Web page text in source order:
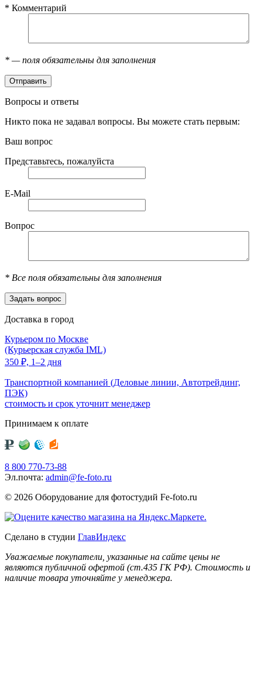
* Комментарий
* — поля обязательны для заполнения
Вопросы и ответы
Никто пока не задавал вопросы. Вы можете стать первым:
Ваш вопрос
Представьтесь, пожалуйста
E-Mail
Вопрос
* Все поля обязательны для заполнения
Доставка в город
Курьером по Москве
(Курьерская служба IML)
350 ₽, 1–2 дня
Транспортной компанией (Деловые линии, Автотрейдинг,
ПЭК)
стоимость и срок уточнит менеджер
Принимаем к оплате
8 800 770-73-88
Эл.почта: admin@fe-foto.ru
© 2026 Оборудование для фотостудий Fe-foto.ru
Сделано в студии ГлавИндекс
Уважаемые покупатели, указанные на сайте цены не
являются публичной офертой (ст.435 ГК РФ). Стоимость и
наличие товара уточняйте у менеджера.